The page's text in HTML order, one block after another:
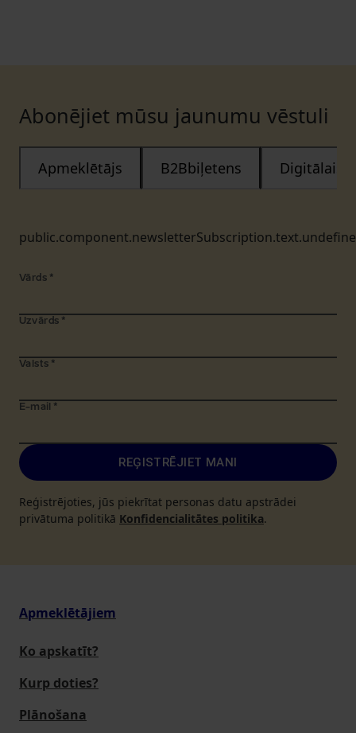
Abonējiet mūsu jaunumu vēstuli
Apmeklētājs B2Bbiļetens Digitālais
Vārds *
Uzvārds *
Valsts *
E-mail *
REĢISTRĒJIET MANI
Reģistrējoties, jūs piekrītat personas datu apstrādei
privātuma politikā Konfidencialitātes politika.
Apmeklētājiem
Ko apskatīt?
Kurp doties?
Plānošana